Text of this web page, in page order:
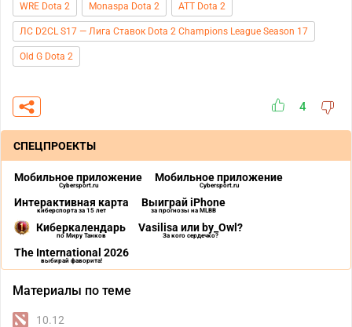
WRE Dota 2 Monaspa Dota 2 ATT Dota 2
ЛС D2CL S17 — Лига Ставок Dota 2 Champions League Season 17
Old G Dota 2
4
СПЕЦПРОЕКТЫ
Мобильное приложение
Cybersport.ru
Мобильное приложение
Cybersport.ru
Интерактивная карта
киберспорта за 15 лет
Выиграй iPhone
за прогнозы на MLBB
Киберкалендарь
по Миру Танков
Vasilisa или by_Owl?
За кого сердечко?
The International 2026
выбирай фаворита!
Материалы по теме
10.12